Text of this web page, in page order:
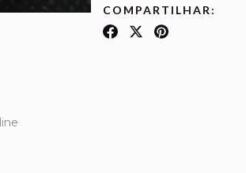
COMPARTILHAR: